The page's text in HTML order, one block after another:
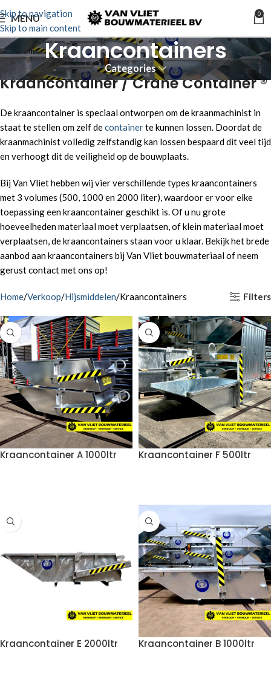
Skip to navigation
Skip to main content
MENU 0
Kraancontainers
Categories
Kraancontainer / Crane Container ®
De kraancontainer is speciaal ontworpen om de kraanmachinist in
staat te stellen om zelf decontainerte kunnen lossen. Doordat de
kraanmachinist volledig zelfstandig kan lossen bespaard dit veel tijd
en verhoogt dit de veiligheid op de bouwplaats.
Bij Van Vliet hebben wij vier verschillende types kraancontainers
met 3 volumes (500, 1000 en 2000 liter), waardoor er voor elke
toepassing een kraancontainer geschikt is. Of u nu grote
hoeveelheden materiaal moet verplaatsen, of klein materiaal moet
verplaatsen, de kraancontainers staan voor u klaar. Bekijk het brede
aanbod aan kraancontainers bij Van Vliet bouwmateriaal of neem
gerust contact met ons op!
Home Verkoop Hijsmiddelen Kraancontainers Filters
Kraancontainer A 1000ltr Kraancontainer F 500ltr
Kraancontainer E 2000ltr Kraancontainer B 1000ltr